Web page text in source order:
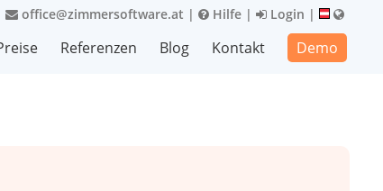
office@zimmersoftware.at | Hilfe | Login |
Referenzen Blog Kontakt Demo